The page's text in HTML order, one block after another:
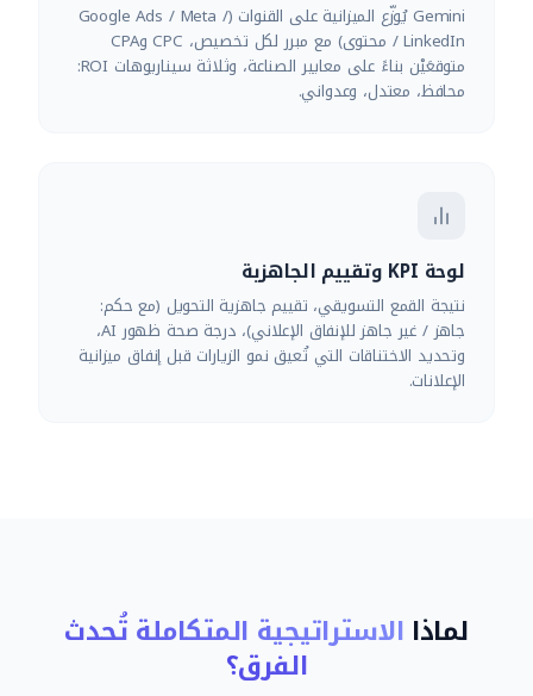
Gemini يُوزّع الميزانية على القنوات (Google Ads / Meta /
LinkedIn / محتوى) مع مبرر لكل تخصيص، CPC وCPA
متوقعَيْن بناءً على معايير الصناعة، وثلاثة سيناريوهات ROI:
محافظ، معتدل، وعدواني.
لوحة KPI وتقييم الجاهزية
نتيجة القمع التسويقي، تقييم جاهزية التحويل (مع حكم:
جاهز / غير جاهز للإنفاق الإعلاني)، درجة صحة ظهور AI،
وتحديد الاختناقات التي تُعيق نمو الزيارات قبل إنفاق ميزانية
الإعلانات.
لماذا الاستراتيجية المتكاملة تُحدث
الفرق؟